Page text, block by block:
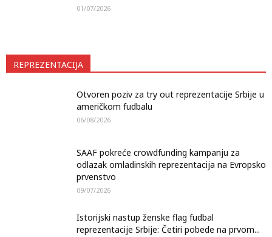
01/07/2026
REPREZENTACIJA
Otvoren poziv za try out reprezentacije Srbije u
američkom fudbalu
06/08/2026
SAAF pokreće crowdfunding kampanju za
odlazak omladinskih reprezentacija na Evropsko
prvenstvo
09/07/2026
Istorijski nastup ženske flag fudbal
reprezentacije Srbije: Četiri pobede na prvom...